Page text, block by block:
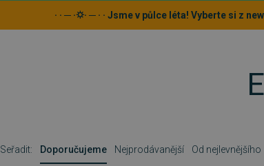
· · ─ ·⛭· ─ · · Jsme v půlce léta! Vyberte si z
Seřadit: Doporučujeme Nejprodávanější Od nejlevnějšího